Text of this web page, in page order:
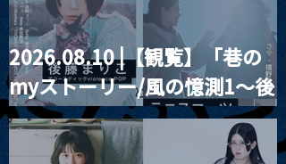
MoonRomantic
Channel1周年記念Live
2026.08.10 |【観覧】「巷の
myストーリー/風の憶測1～後
藤まりこアコースティック
violence POPとテニスコー